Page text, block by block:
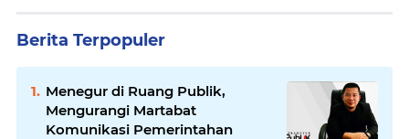
Berita Terpopuler
Menegur di Ruang Publik,
Mengurangi Martabat
Komunikasi Pemerintahan